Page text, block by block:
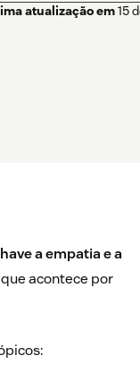
atualização em15
a empatia e a
acontece por